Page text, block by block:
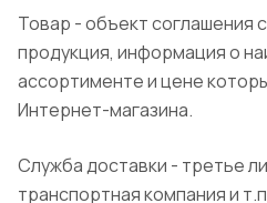
Товар - объект соглашения
продукция, информация о
ассортименте и цене
Интернет-магазина.
Служба доставки - третье
транспортная компания и